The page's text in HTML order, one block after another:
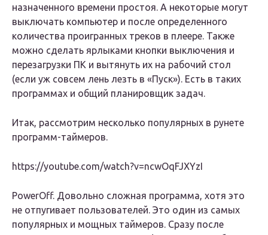
назначенного времени простоя. А некоторые могут
выключать компьютер и после определенного
количества проигранных треков в плеере. Также
можно сделать ярлыками кнопки выключения и
перезагрузки ПК и вытянуть их на рабочий стол
(если уж совсем лень лезть в «Пуск»). Есть в таких
программах и общий планировщик задач.
Итак, рассмотрим несколько популярных в рунете
программ-таймеров.
https://youtube.com/watch?v=ncwOqFJXYzI
PowerOff. Довольно сложная программа, хотя это
не отпугивает пользователей. Это один из самых
популярных и мощных таймеров. Сразу после